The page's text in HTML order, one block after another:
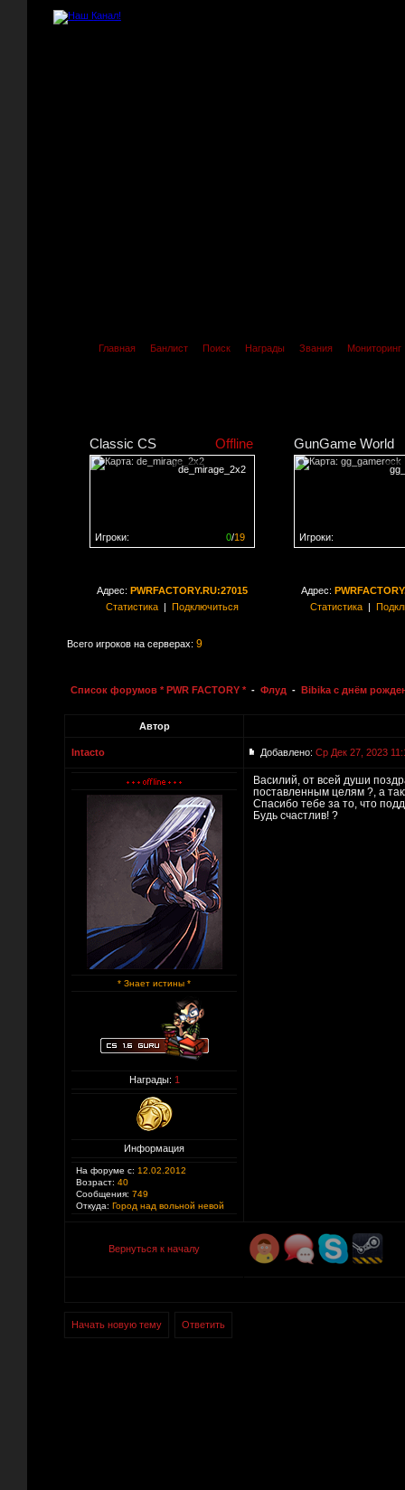
Главная Банлист Поиск Награды Звания Мониторинг
Classic CS Offline
de_mirage_2x2
0/19
Игроки:
GunGame World
Игроки:
Адрес: PWRFACTORY.RU:27015
Статистика| Подключиться
Адрес:
Статистика|
Всего игроков на серверах: 9
Список форумов * PWR FACTORY * - Флуд - Bibika с днём
Автор
Intacto Добавлено: Ср Дек 27, 2023
* Знает истины *
Награды: 1
Информация
На форуме с: 12.02.2012
Возраст: 40
Сообщения: 749
Откуда: Город над вольной невой
Василий, от всей души
поставленным целям ?, а
Спасибо тебе за то, что
Будь счастлив! ?
Вернуться к началу
Начать новую тему Ответить